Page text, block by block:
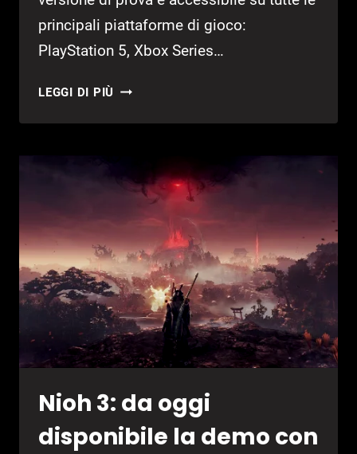
principali piattaforme di gioco:
PlayStation 5, Xbox Series…
LEGGI DI PIÙ RESIDENT
LA
GRATUITA
È
DISPONIBILE
SU
PC
E
CONSOLE
Nioh 3: da oggi
disponibile la demo con